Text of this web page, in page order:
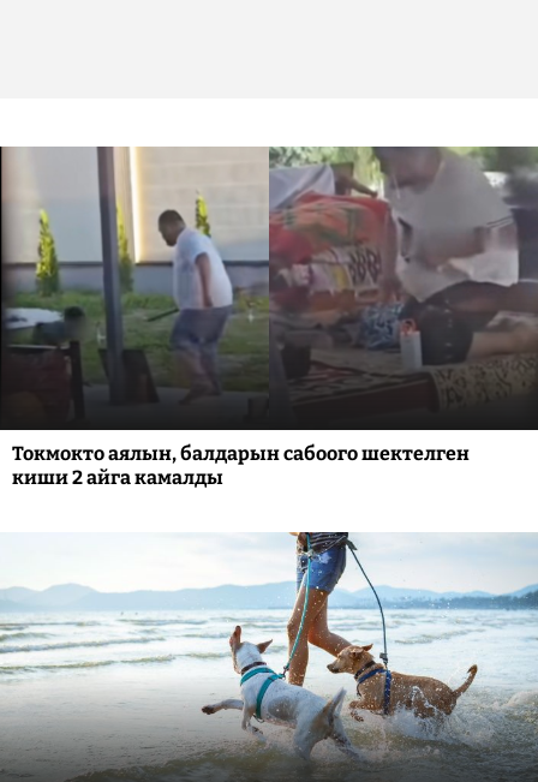
Токмокто аялын, балдарын сабоого шектелген
киши 2 айга камалды